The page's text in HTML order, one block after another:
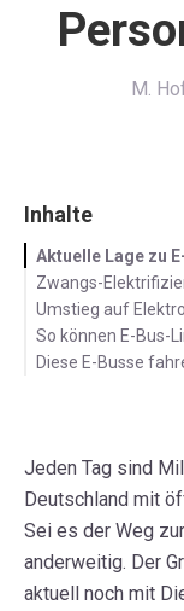
M.
Inhalte
Aktuelle Lage zu
Zwangs-
Umstieg auf
So können E-Bus-
Diese E-Busse
Jeden Tag sind
Deutschland mit
Sei es der Weg
anderweitig. Der
aktuell noch mit